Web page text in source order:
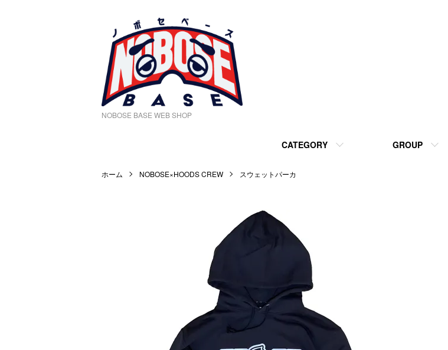
NOBOSE BASE WEB SHOP
CATEGORY GROUP
ホーム NOBOSE×HOODS CREW スウェットパーカ